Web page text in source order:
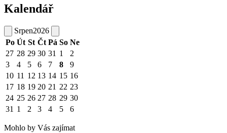
Kalendář
Srpen2026
Po Út St Čt Pá So Ne
27 28 29 30 31 1
2
3
4 5 6 7 8
9
10 11 12 13 14 15 16
17 18 19 20 21 22 23
24 25 26 27 28 29 30
31 1 2 3 4 5 6
Mohlo by Vás zajímat